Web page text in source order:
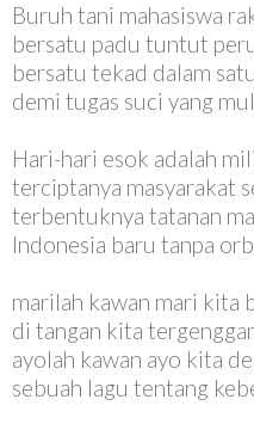
Buruh tani mahasiswa
bersatu padu tuntut
bersatu tekad dalam
demi tugas suci yang
Hari-hari esok adalah
terciptanya masyarakat
terbentuknya tatanan
Indonesia baru tanpa
marilah kawan mari kita
di tangan kita
ayolah kawan ayo kita
sebuah lagu tentang